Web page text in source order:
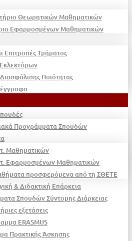
Θεωρητικών Μαθηματικών
Εφαρμοσμένων Μαθηματικών
Επιτροπές Τμήματος
Ποιότητας
Προγράμματα Σπουδών
Μαθηματικών
Εφαρμοσμένων Μαθηματικών
προσφερόμενα από τη ΣΘΕΤΕ
& Διδακτική Επάρκεια
Σπουδών Σύντομης Διάρκειας
εξετάσεις
ERASMUS
Πρακτικής Άσκησης